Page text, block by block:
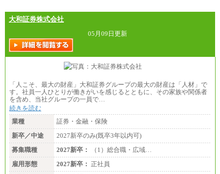
基本給
月給 182,400円以上
大和証券株式会社
05月09日更新
「人こそ、最大の財産」大和証券グループの最大の財産は「人材」で
す。社員一人ひとりが働きがいを感じるとともに、その家族や関係者
を含め、当社グループの一員で…
続きを読む
業種
証券・金融・保険
新卒／中途
2027新卒のみ(既卒3年以内可)
募集職種
2027新卒：
（1）総合職・広域…
雇用形態
2027新卒： 正社員